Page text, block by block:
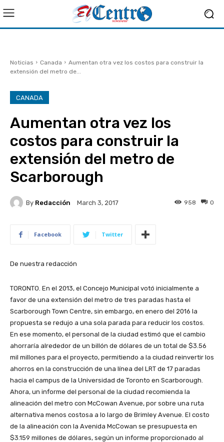
Noticias Canada
Aumentan otra vez los costos para construir la
extensión del metro de...
CANADA
Aumentan otra vez los
costos para construir la
extensión del metro de
Scarborough
By Redacción March 3, 2017 0
958
Facebook Twitter
De nuestra redacción
TORONTO. En el 2013, el Concejo Municipal votó inicialmente a
favor de una extensión del metro de tres paradas hasta el
Scarborough Town Centre, sin embargo, en enero del 2016 la
propuesta se redujo a una sola parada para reducir los costos.
En ese momento, el personal de la ciudad estimó que el cambio
ahorraría alrededor de un billón de dólares de un total de $3.56
mil millones para el proyecto, permitiendo a la ciudad reinvertir los
ahorros en la construcción de una línea del LRT de 17 paradas
hacia el campus de la Universidad de Toronto en Scarborough.
Ahora, un informe del personal de la ciudad recomienda la
alineación del metro con McCowan Avenue, por sobre una ruta
alternativa menos costosa a lo largo de Brimley Avenue. El costo
de la alineación con la Avenida McCowan se presupuesta en
$3.159 millones de dólares, según un informe proporcionado al